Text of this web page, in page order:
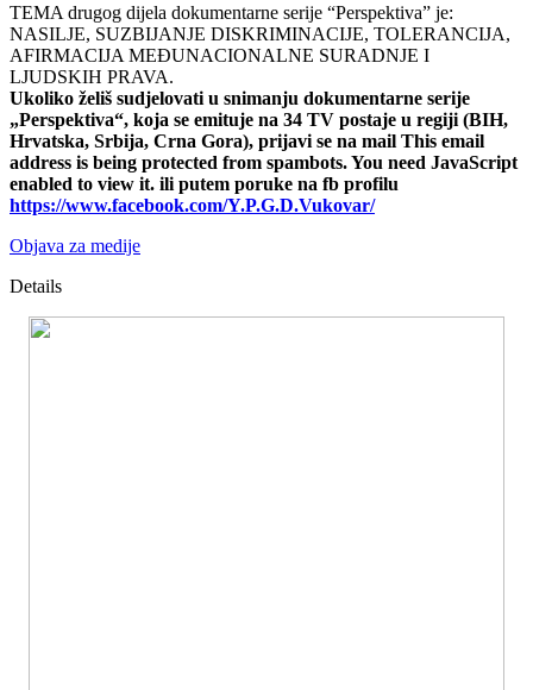
TEMA drugog dijela dokumentarne serije “Perspektiva” je:
NASILJE, SUZBIJANJE DISKRIMINACIJE, TOLERANCIJA,
AFIRMACIJA MEĐUNACIONALNE SURADNJE I
LJUDSKIH PRAVA.
Ukoliko želiš sudjelovati u snimanju dokumentarne serije
„Perspektiva“, koja se emituje na 34 TV postaje u regiji (BIH,
Hrvatska, Srbija, Crna Gora), prijavi se na mail This email
address is being protected from spambots. You need JavaScript
enabled to view it. ili putem poruke na fb profilu
https://www.facebook.com/Y.P.G.D.Vukovar/
Objava za medije
Details